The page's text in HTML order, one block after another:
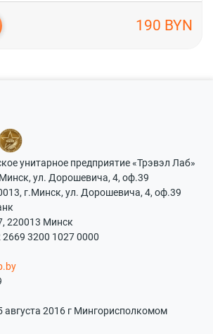
190 BYN
унитарное предприятие «Трэвэл Лаб»
ул. Дорошевича, 4, оф.39
г.Минск, ул. Дорошевича, 4, оф.39
220013 Минск
3200 1027 0000
августа 2016 г Мингорисполкомом